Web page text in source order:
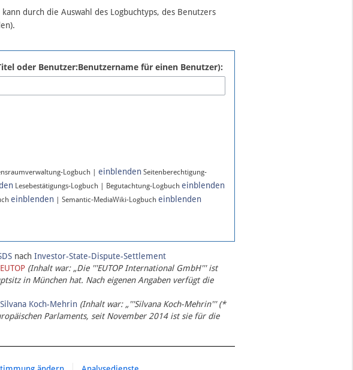
durch die Auswahl des Logbuchtyps, des Benutzers
oder Benutzer:Benutzername für einen Benutzer):
Logbuch | einblenden Seitenberechtigung-
Lesebestätigungs-Logbuch | Begutachtung-Logbuch einblenden
einblenden | Semantic-MediaWiki-Logbuch einblenden
nach Investor-State-Dispute-Settlement
(Inhalt war: „Die '''EUTOP International GmbH''' ist
in München hat. Nach eigenen Angaben verfügt die
Koch-Mehrin (Inhalt war: „'''Silvana Koch-Mehrin''' (*
Parlaments, seit November 2014 ist sie für die